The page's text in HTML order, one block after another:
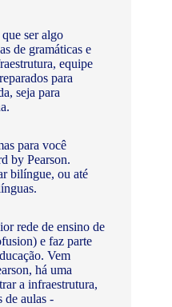
ser algo
de gramáticas e
equipe
para
seja para
para você
by Pearson.
bilíngue, ou até
rede de ensino de
e faz parte
Vem
há uma
a infraestrutura,
de aulas -